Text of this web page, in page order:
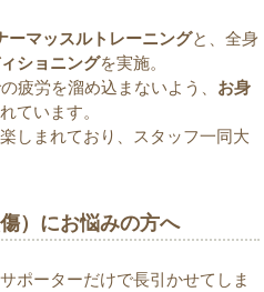
ーマッスルトレーニングと、全身
ショニングを実施。
疲労を溜め込まないよう、 お身
ています。
しまれており、スタッフ一同大
）にお悩みの方へ
ポーターだけで長引かせてしま